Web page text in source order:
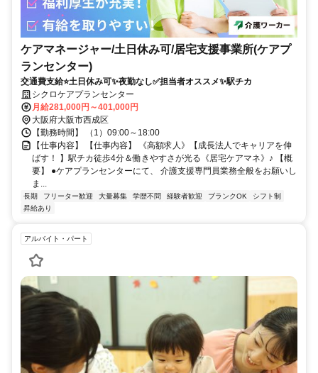
ケアマネージャー/土日休み可/居宅支援事業所(ケアプ
ランセンター)
交通費支給⭐️土日休み可✨夜勤なし✅️担当者オススメ✨駅チカ
シクロケアプランセンター
月給281,000円～401,000円
大阪府大阪市西成区
【勤務時間】 （1）09:00～18:00
【仕事内容】 【仕事内容】 《高額求人》【成長法人でキャリアを伸
ばす！ 】駅チカ徒歩4分＆働きやすさが光る《居宅ケアマネ》♪ 【概
要】 ●ケアプランセンターにて、 介護支援専門員業務全般をお願いし
ま...
長期 フリーター歓迎 大量募集 学歴不問 経験者歓迎 ブランクOK
シフト制
昇給あり
アルバイト・パート